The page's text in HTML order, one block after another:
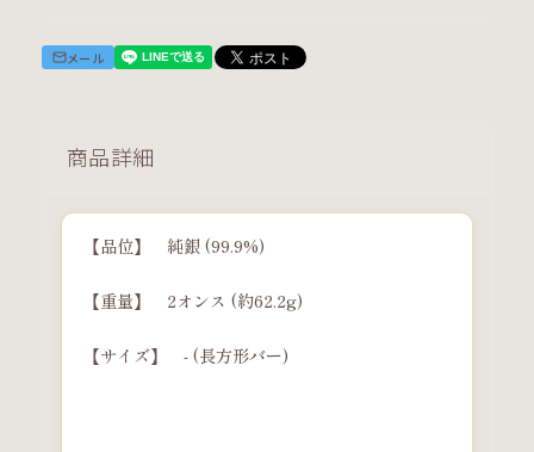
メール
商品詳細
【品位】 純銀 (99.9%)
【重量】 2オンス (約62.2g)
【サイズ】 - (長方形バー)